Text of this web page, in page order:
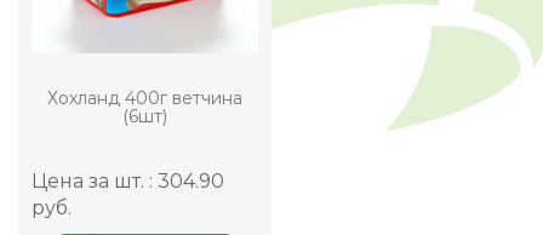
Хохланд 400г ветчина
(6шт)
Цена за шт. : 304.90
руб.